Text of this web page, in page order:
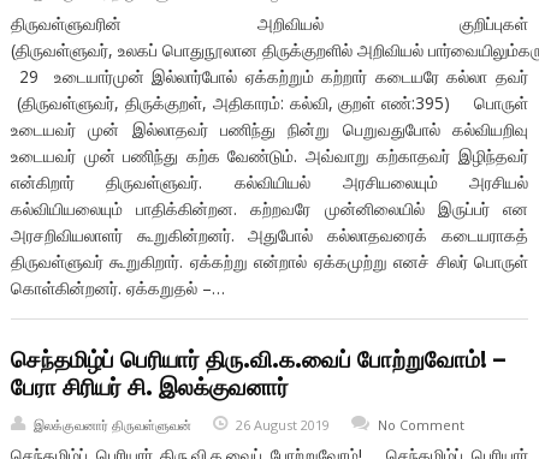
திருவள்ளுவரின் அறிவியல் குறிப்புகள்
(திருவள்ளுவர், உலகப் பொதுநூலான திருக்குறளில் அறிவியல்
29 உடையார்முன் இல்லார்போல் ஏக்கற்றும் கற்றார் கடையரே கல்லா தவர்
(திருவள்ளுவர், திருக்குறள், அதிகாரம்: கல்வி, குறள் எண்:395) பொருள்
உடையவர் முன் இல்லாதவர் பணிந்து நின்று பெறுவதுபோல் கல்வியறிவு
உடையவர் முன் பணிந்து கற்க வேண்டும். அவ்வாறு கற்காதவர் இழிந்தவர்
என்கிறார் திருவள்ளுவர். கல்வியியல் அரசியலையும் அரசியல்
கல்வியியலையும் பாதிக்கின்றன. கற்றவரே முன்னிலையில் இருப்பர் என
அரசறிவியலாளர் கூறுகின்றனர். அதுபோல் கல்லாதவரைக் கடையராகத்
திருவள்ளுவர் கூறுகிறார். ஏக்கற்று என்றால் ஏக்கமுற்று எனச் சிலர் பொருள்
கொள்கின்றனர். ஏக்கறுதல் –…
செந்தமிழ்ப் பெரியார் திரு.வி.க.வைப் போற்றுவோம்! –
பேரா சிரியர் சி. இலக்குவனார்
இலக்குவனார் திருவள்ளுவன் 26 August 2019 No Comment